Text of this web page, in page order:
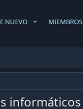
NUEVO MIEMBROS